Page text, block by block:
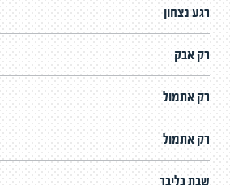
רגע נצחון
רק אבק
רק אתמול
רק אתמול